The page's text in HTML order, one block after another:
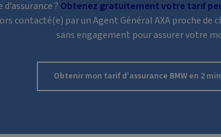
? Obtenez gratuitement votre tarif
contacté(e) par un Agent Général AXA proche de
sans engagement pour assurer votre
Obtenir mon tarifd'assurance BMWen 2